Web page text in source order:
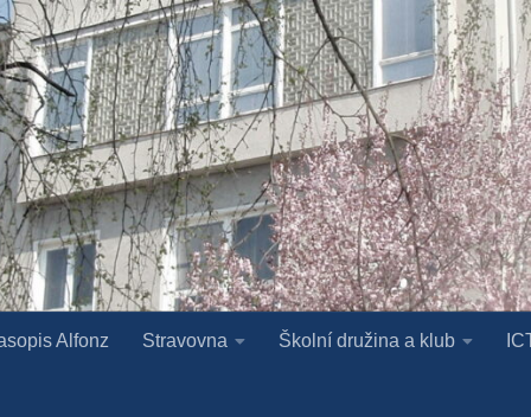
Alfonz Stravovna Školní družina a klub